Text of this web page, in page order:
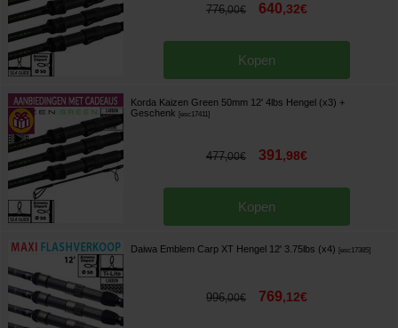
776,00€ 640,32€
Kopen
Korda Kaizen Green 50mm 12' 4lbs Hengel (x3) +
Geschenk
[esc17411]
477,00€ 391,98€
Kopen
Daiwa Emblem Carp XT Hengel 12' 3.75lbs (x4) [esc17385]
996,00€ 769,12€